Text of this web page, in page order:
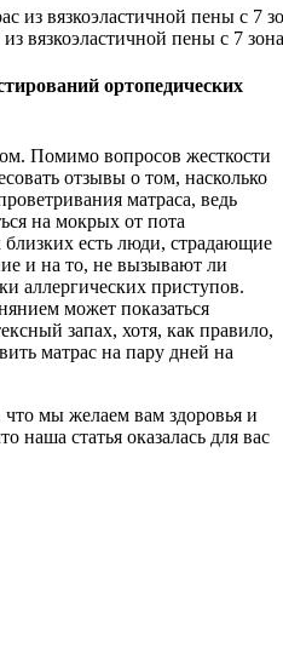
вязкоэластичной пены с 7
ортопедических
Помимо вопросов жесткости
отзывы о том, насколько
матраса, ведь
на мокрых от пота
есть люди, страдающие
и на то, не вызывают ли
аллергических приступов.
может показаться
запах, хотя, как правило,
матрас на пару дней на
что мы желаем вам здоровья и
наша статья оказалась для вас